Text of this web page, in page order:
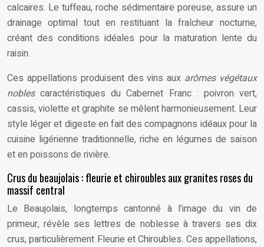
calcaires. Le tuffeau, roche sédimentaire poreuse, assure un
drainage optimal tout en restituant la fraîcheur nocturne,
créant des conditions idéales pour la maturation lente du
raisin.
Ces appellations produisent des vins aux arômes végétaux
noblescaractéristiques du Cabernet Franc : poivron vert,
cassis, violette et graphite se mêlent harmonieusement. Leur
style léger et digeste en fait des compagnons idéaux pour la
cuisine ligérienne traditionnelle, riche en légumes de saison
et en poissons de rivière.
Crus du beaujolais : fleurie et chiroubles aux granites roses du
massif central
Le Beaujolais, longtemps cantonné à l’image du vin de
primeur, révèle ses lettres de noblesse à travers ses dix
crus, particulièrement Fleurie et Chiroubles. Ces appellations,